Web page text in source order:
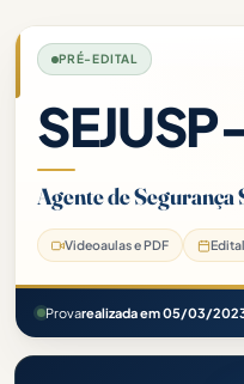
PRÉ-EDITAL
Agente de
Videoaulas e PDF
Provarealizada em 05/03/